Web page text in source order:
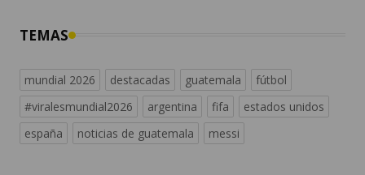
mundial 2026
españa
noticias de guatemala messi